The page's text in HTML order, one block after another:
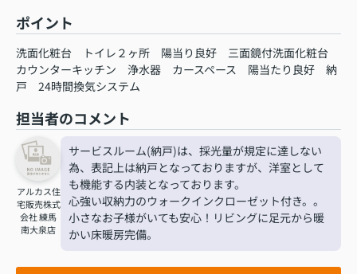
ポイント
洗面化粧台 トイレ２ヶ所 陽当り良好
三面鏡付洗面化粧台
カウンターキッチン
浄水器 カースペース 陽当たり良好
納
戸
24時間換気システム
担当者のコメント
アルカス住
宅販売株式
会社 練馬
南大泉店
サービスルーム(納戸)は、採光量が規定に達しない
為、表記上は納戸となっておりますが、洋室として
も機能する内装となっております。
心強い収納力のウォークインクローゼット付き。。
小さなお子様がいても安心！リビングに足元から暖
かい床暖房完備。